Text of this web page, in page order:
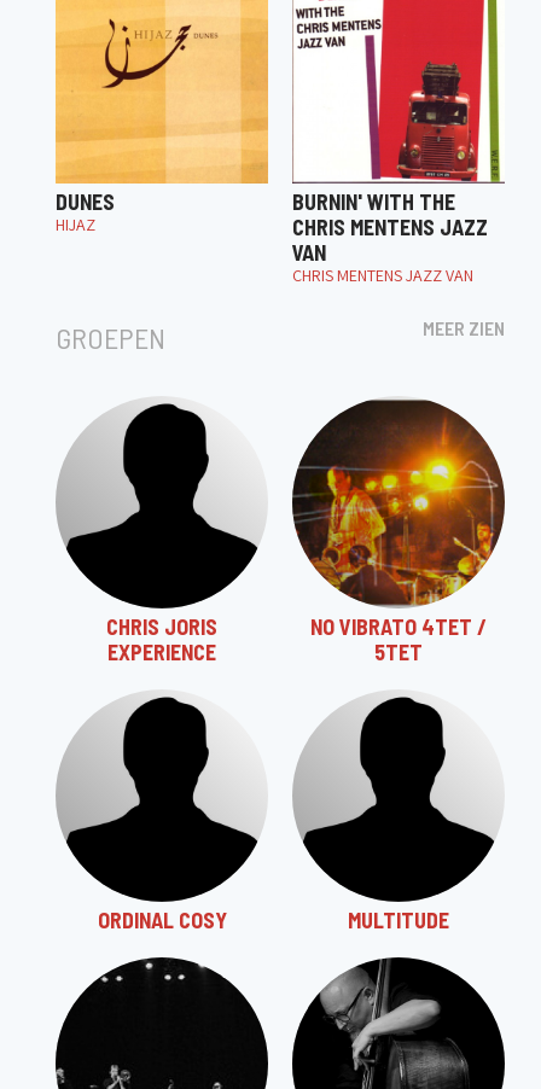
DUNES
HIJAZ
BURNIN' WITH THE
CHRIS MENTENS JAZZ
VAN
CHRIS MENTENS JAZZ VAN
GROEPEN MEER ZIEN
CHRIS JORIS
EXPERIENCE
NO VIBRATO 4TET /
5TET
ORDINAL COSY MULTITUDE